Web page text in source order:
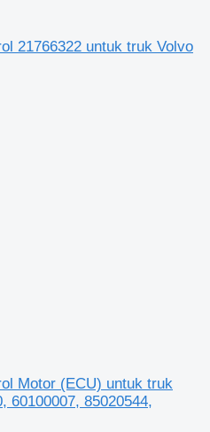
21766322 untuk truk Volvo
Motor (ECU) untuk truk
60100007, 85020544,